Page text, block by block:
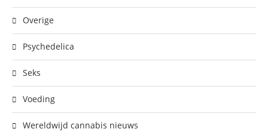
Overige
Psychedelica
Seks
Voeding
Wereldwijd cannabis nieuws